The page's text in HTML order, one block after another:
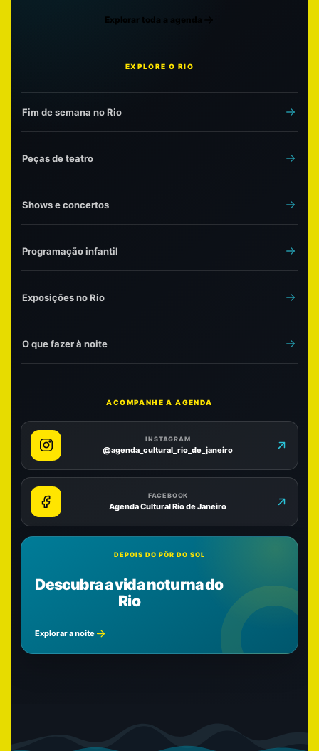
Explorar toda a agenda
EXPLORE O RIO
Fim de semana no Rio
Peças de teatro
Shows e concertos
Programação infantil
Exposições no Rio
O que fazer à noite
ACOMPANHE A AGENDA
INSTAGRAM
@agenda_cultural_rio_de_janeiro
FACEBOOK
Agenda Cultural Rio de Janeiro
DEPOIS DO PÔR DO SOL
Descubra a vida noturna do
Rio
Explorar a noite